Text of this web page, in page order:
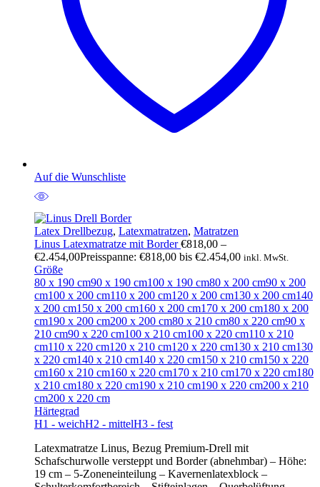
Auf die Wunschliste
Latex Drellbezug, Latexmatratzen, Matratzen
Linus Latexmatratze mit Border€818,00 –
€2.454,00Preisspanne: €818,00 bis €2.454,00 inkl. MwSt.
Größe
80 x 190 cm90 x 190 cm100 x 190 cm80 x 200 cm90 x 200
cm100 x 200 cm110 x 200 cm120 x 200 cm130 x 200 cm140
x 200 cm150 x 200 cm160 x 200 cm170 x 200 cm180 x 200
cm190 x 200 cm200 x 200 cm80 x 210 cm80 x 220 cm90 x
210 cm90 x 220 cm100 x 210 cm100 x 220 cm110 x 210
cm110 x 220 cm120 x 210 cm120 x 220 cm130 x 210 cm130
x 220 cm140 x 210 cm140 x 220 cm150 x 210 cm150 x 220
cm160 x 210 cm160 x 220 cm170 x 210 cm170 x 220 cm180
x 210 cm180 x 220 cm190 x 210 cm190 x 220 cm200 x 210
cm200 x 220 cm
Härtegrad
H1 - weichH2 - mittelH3 - fest
Latexmatratze Linus, Bezug Premium-Drell mit
Schafschurwolle versteppt und Border (abnehmbar) – Höhe:
19 cm – 5-Zoneneinteilung – Kavernenlatexblock –